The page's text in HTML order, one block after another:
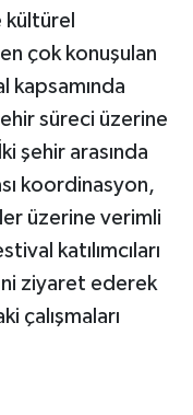
kültürel
çok konuşulan
kapsamında
süreci üzerine
şehir arasında
koordinasyon,
üzerine verimli
katılımcıları
ziyaret ederek
çalışmaları